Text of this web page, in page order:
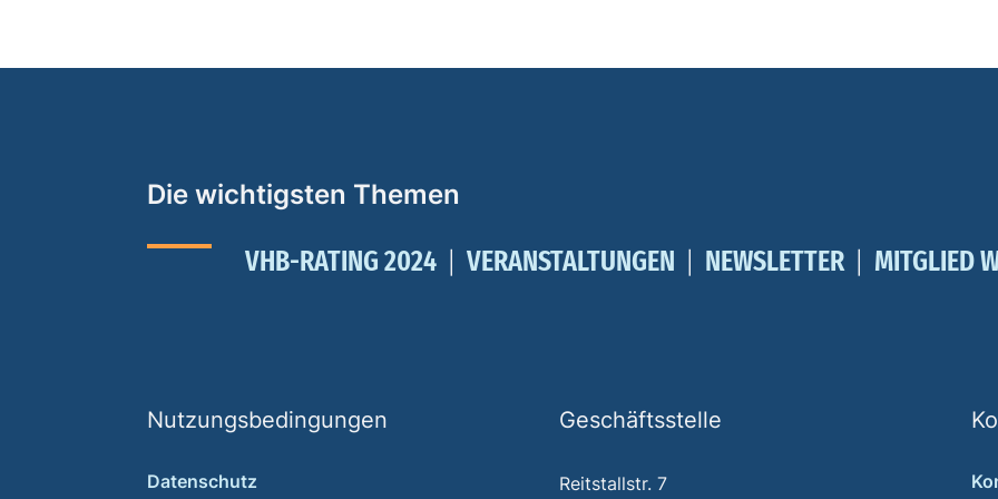
Die wichtigsten Themen
VHB-RATING 2024 VERANSTALTUNGEN NEWSLETTER MITGLIED
Nutzungsbedingungen
Datenschutz
Geschäftsstelle
Reitstallstr. 7